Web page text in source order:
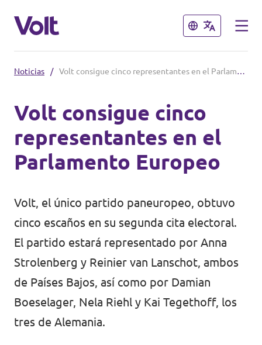
Cerrar
Volt Albania
Volt Alemania
Volt Austria
Volt Bélgica
Volt Bulgaria
Volt Chipre
Volt Croacia
Volt Chequia
Cerrar
Políticas
Sobre Volt
Personas
Noticias
Agenda
Noticias / Volt consigue cinco representantes en el Parlamento Europeo
Volt consigue cinco
representantes en el
Parlamento Europeo
Volt, el único partido paneuropeo, obtuvo
cinco escaños en su segunda cita electoral.
El partido estará representado por Anna
Strolenberg y Reinier van Lanschot, ambos
de Países Bajos, así como por Damian
Boeselager, Nela Riehl y Kai Tegethoff, los
tres de Alemania.